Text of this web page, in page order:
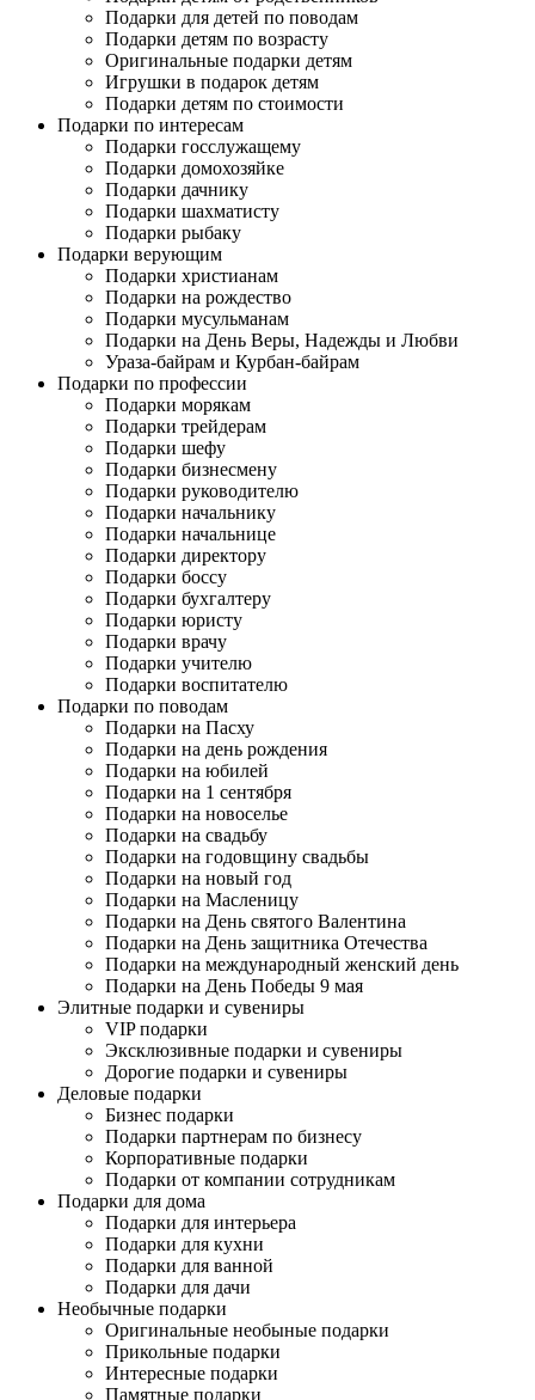
Подарки для детей по поводам
Подарки детям по возрасту
Оригинальные подарки детям
Игрушки в подарок детям
Подарки детям по стоимости
Подарки по интересам
Подарки госслужащему
Подарки домохозяйке
Подарки дачнику
Подарки шахматисту
Подарки рыбаку
Подарки верующим
Подарки христианам
Подарки на рождество
Подарки мусульманам
Подарки на День Веры, Надежды и Любви
Ураза-байрам и Курбан-байрам
Подарки по профессии
Подарки морякам
Подарки трейдерам
Подарки шефу
Подарки бизнесмену
Подарки руководителю
Подарки начальнику
Подарки начальнице
Подарки директору
Подарки боссу
Подарки бухгалтеру
Подарки юристу
Подарки врачу
Подарки учителю
Подарки воспитателю
Подарки по поводам
Подарки на Пасху
Подарки на день рождения
Подарки на юбилей
Подарки на 1 сентября
Подарки на новоселье
Подарки на свадьбу
Подарки на годовщину свадьбы
Подарки на новый год
Подарки на Масленицу
Подарки на День святого Валентина
Подарки на День защитника Отечества
Подарки на международный женский день
Подарки на День Победы 9 мая
Элитные подарки и сувениры
VIP подарки
Эксклюзивные подарки и сувениры
Дорогие подарки и сувениры
Деловые подарки
Бизнес подарки
Подарки партнерам по бизнесу
Корпоративные подарки
Подарки от компании сотрудникам
Подарки для дома
Подарки для интерьера
Подарки для кухни
Подарки для ванной
Подарки для дачи
Необычные подарки
Оригинальные необыные подарки
Прикольные подарки
Интересные подарки
Памятные подарки